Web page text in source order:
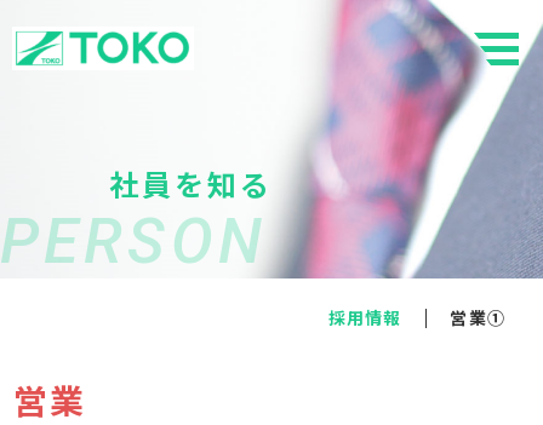
社員を知る
PERSON
採用情報 営業①
営業